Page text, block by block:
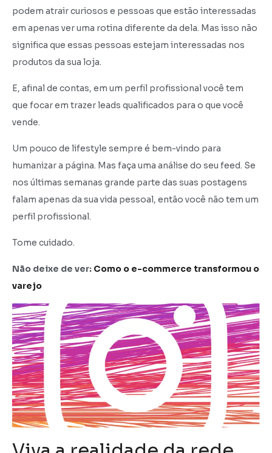
podem atrair curiosos e pessoas que estão interessadas
em apenas ver uma rotina diferente da dela. Mas isso não
significa que essas pessoas estejam interessadas nos
produtos da sua loja.
E, afinal de contas, em um perfil profissional você tem
que focar em trazer leads qualificados para o que você
vende.
Um pouco de lifestyle sempre é bem-vindo para
humanizar a página. Mas faça uma análise do seu feed. Se
nos últimas semanas grande parte das suas postagens
falam apenas da sua vida pessoal, então você não tem um
perfil profissional.
Tome cuidado.
Não deixe de ver: Como o e-commerce transformou o
varejo